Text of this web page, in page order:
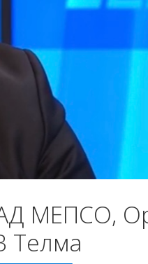
АД МЕПСО,
Телма